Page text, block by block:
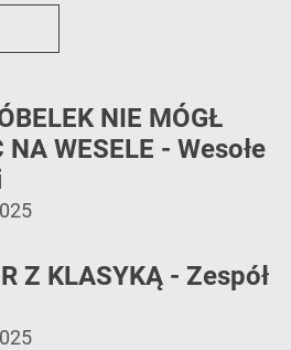
NIE MÓGŁ
NA WESELE - Wesołe
Z KLASYKĄ - Zespół